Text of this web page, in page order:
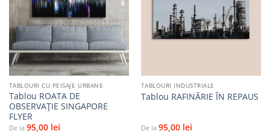
Adaugă
favorite
TABLOURI CU PEISAJE URBANE
Tablou ROATA DE
OBSERVAȚIE SINGAPORE
FLYER
De la 95,00 lei
Adaugă
la
favorite
TABLOURI INDUSTRIALE
Tablou RAFINĂRIE ÎN REPAUS
De la 95,00 lei